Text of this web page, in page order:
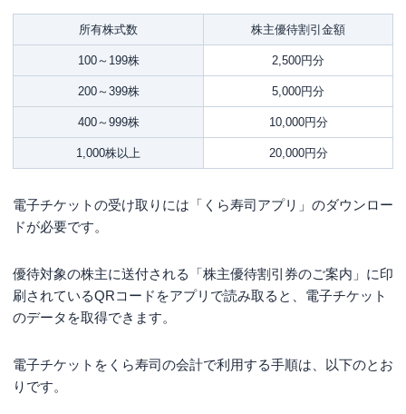
所有株式数 株主優待割引金額
100～199株 2,500円分
200～399株 5,000円分
400～999株 10,000円分
1,000株以上 20,000円分
電子チケットの受け取りには「くら寿司アプリ」のダウンロー
ドが必要です。
優待対象の株主に送付される「株主優待割引券のご案内」に印
刷されているQRコードをアプリで読み取ると、電子チケット
のデータを取得できます。
電子チケットをくら寿司の会計で利用する手順は、以下のとお
りです。